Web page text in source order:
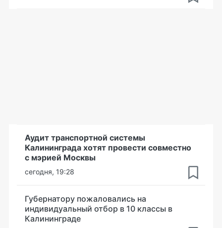
Аудит транспортной системы
Калининграда хотят провести совместно
с мэрией Москвы
сегодня, 19:28
Губернатору пожаловались на
индивидуальный отбор в 10 классы в
Калининграде